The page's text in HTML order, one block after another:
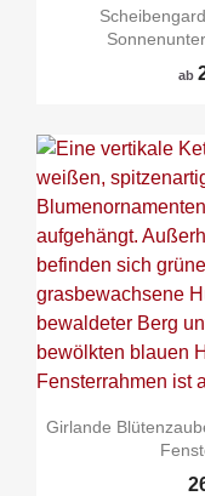
ab
Girlande